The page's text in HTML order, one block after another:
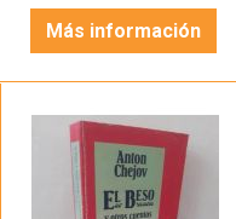
Más información